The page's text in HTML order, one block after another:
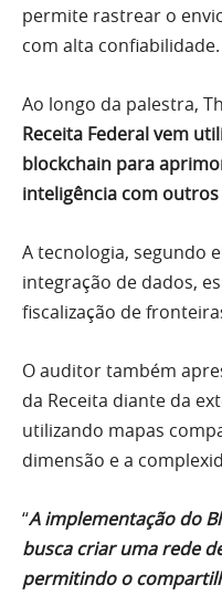
permite rastrear o
com alta confiabilidade.
Ao longo da palestra,
Receita Federal vem
blockchain para
inteligência com
A tecnologia, segundo
integração de dados,
fiscalização de
O auditor também
da Receita diante da
utilizando mapas
dimensão e a
“A implementação do
busca criar uma rede
permitindo o